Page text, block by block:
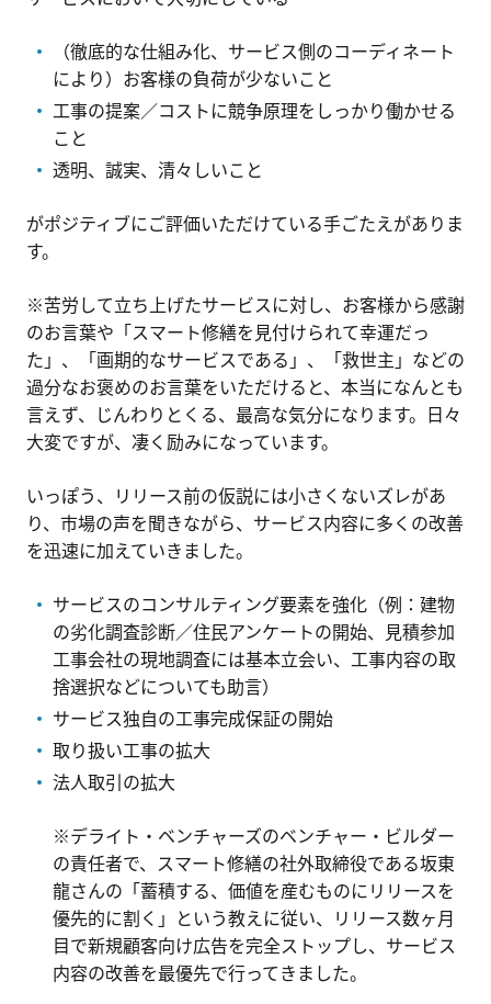
（徹底的な仕組み化、サービス側のコーディネート
により）お客様の負荷が少ないこと
工事の提案／コストに競争原理をしっかり働かせる
こと
透明、誠実、清々しいこと
がポジティブにご評価いただけている手ごたえがありま
す。
※苦労して立ち上げたサービスに対し、お客様から感謝
のお言葉や「スマート修繕を見付けられて幸運だっ
た」、「画期的なサービスである」、「救世主」などの
過分なお褒めのお言葉をいただけると、本当になんとも
言えず、じんわりとくる、最高な気分になります。日々
大変ですが、凄く励みになっています。
いっぽう、リリース前の仮説には小さくないズレがあ
り、市場の声を聞きながら、サービス内容に多くの改善
を迅速に加えていきました。
サービスのコンサルティング要素を強化（例：建物
の劣化調査診断／住民アンケートの開始、見積参加
工事会社の現地調査には基本立会い、工事内容の取
捨選択などについても助言）
サービス独自の工事完成保証の開始
取り扱い工事の拡大
法人取引の拡大
※デライト・ベンチャーズのベンチャー・ビルダー
の責任者で、スマート修繕の社外取締役である坂東
龍さんの「蓄積する、価値を産むものにリリースを
優先的に割く」という教えに従い、リリース数ヶ月
目で新規顧客向け広告を完全ストップし、サービス
内容の改善を最優先で行ってきました。